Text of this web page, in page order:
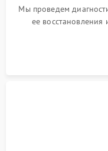
Мы проведем
ее